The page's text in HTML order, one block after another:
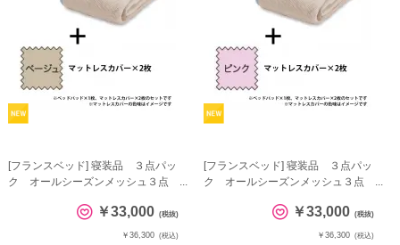
[フランスベッド] 寝装品 ３点パッ
ク オールシーズンメッシュ３点 ...
￥33,000 (税抜)
￥36,300 (税込)
[フランスベッド] 寝装品 ３点パッ
ク オールシーズンメッシュ３点 ...
￥33,000 (税抜)
￥36,300 (税込)